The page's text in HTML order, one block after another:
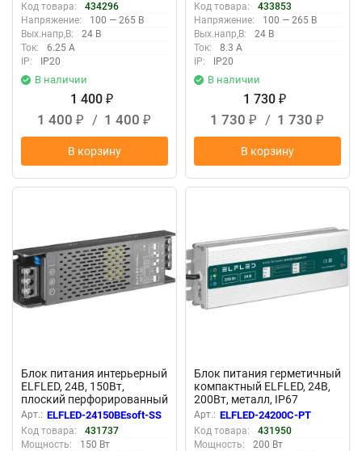
Код товара:
434296
Напряжение:
100 — 265 В
Вых.напр,В:
24 В
Ток:
6.25 А
IP:
IP20
В наличии
1 400 ₽
1 400 ₽ / 1 400 ₽
В корзину
Код товара:
433853
Напряжение:
100 — 265 В
Вых.напр,В:
24 В
Ток:
8.3 А
IP:
IP20
В наличии
1 730 ₽
1 730 ₽ / 1 730 ₽
В корзину
Блок питания интерьерный
ELFLED, 24В, 150Вт,
плоский перфорированный
корпус (с плавным пуском)
Арт.: ELFLED-24150BEsoft-SS
Код товара:
431737
Мощность:
150 Вт
Блок питания герметичный
компактный ELFLED, 24В,
200Вт, металл, IP67
Арт.: ELFLED-24200С-PT
Код товара:
431950
Мощность:
200 Вт